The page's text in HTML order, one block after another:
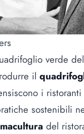
verde
il
i
sostenibili
del